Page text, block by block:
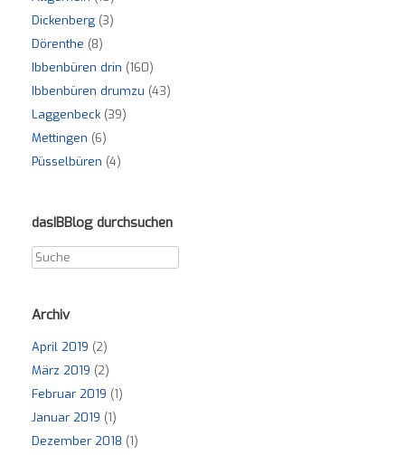
Dickenberg (3)
Dörenthe (8)
Ibbenbüren drin (160)
Ibbenbüren drumzu (43)
Laggenbeck (39)
Mettingen (6)
Püsselbüren (4)
dasIBBlog durchsuchen
Archiv
April 2019 (2)
März 2019 (2)
Februar 2019 (1)
Januar 2019 (1)
Dezember 2018 (1)